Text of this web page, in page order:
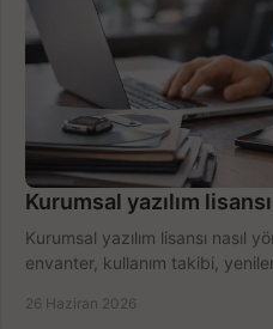
Kurumsal yazılım
Kurumsal yazılım lisansı nasıl
envanter, kullanım takibi,
26 Haziran 2026